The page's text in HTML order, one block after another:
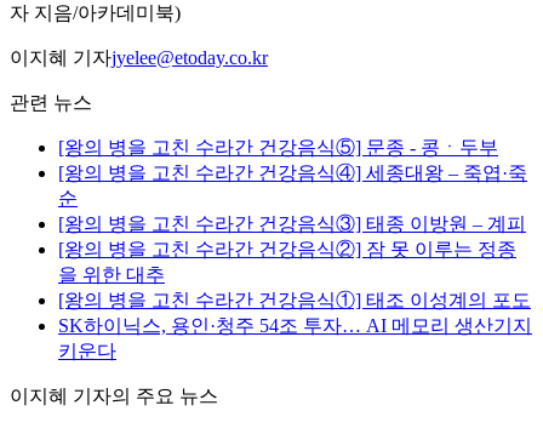
자 지음/아카데미북)
이지혜 기자jyelee@etoday.co.kr
관련 뉴스
[왕의 병을 고친 수라간 건강음식⑤] 문종 - 콩ㆍ두부
[왕의 병을 고친 수라간 건강음식④] 세종대왕 – 죽엽·죽
순
[왕의 병을 고친 수라간 건강음식③] 태종 이방원 – 계피
[왕의 병을 고친 수라간 건강음식②] 잠 못 이루는 정종
을 위한 대추
[왕의 병을 고친 수라간 건강음식①] 태조 이성계의 포도
SK하이닉스, 용인·청주 54조 투자… AI 메모리 생산기지
키운다
이지혜 기자의 주요 뉴스